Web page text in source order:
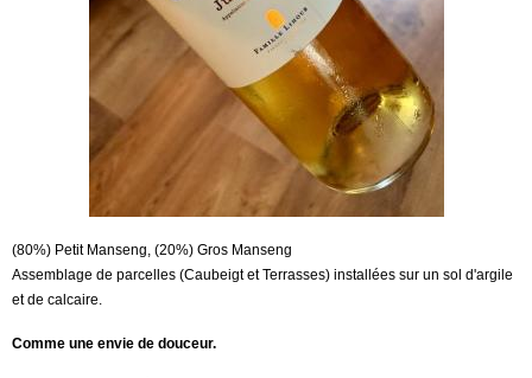
(80%) Petit Manseng, (20%) Gros Manseng
Assemblage de parcelles (Caubeigt et Terrasses) installées sur un sol d'argile
et de calcaire.
Comme une envie de douceur.